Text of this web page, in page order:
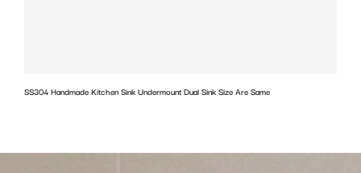
SS304 Handmade Kitchen Sink Undermount Dual Sink Size Are Same